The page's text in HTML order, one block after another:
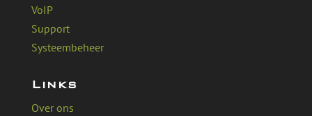
VoIP
Support
Systeembeheer
Links
Over ons